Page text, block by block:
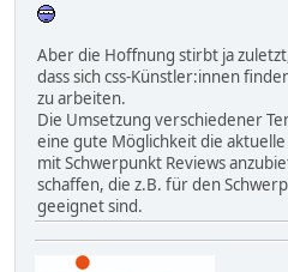
Aber die Hoffnung stirbt ja
dass sich css-Künstler:innen
zu arbeiten.
Die Umsetzung verschiedener
eine gute Möglichkeit die
mit Schwerpunkt Reviews
schaffen, die z.B. für den
geeignet sind.